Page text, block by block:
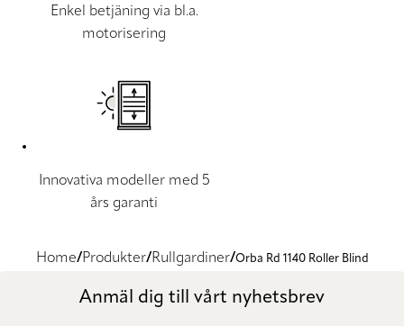
Enkel betjäning via bl.a.
motorisering
Innovativa modeller med 5
års garanti
Home Produkter Rullgardiner Orba Rd 1140 Roller Blind
Anmäl dig till vårt nyhetsbrev